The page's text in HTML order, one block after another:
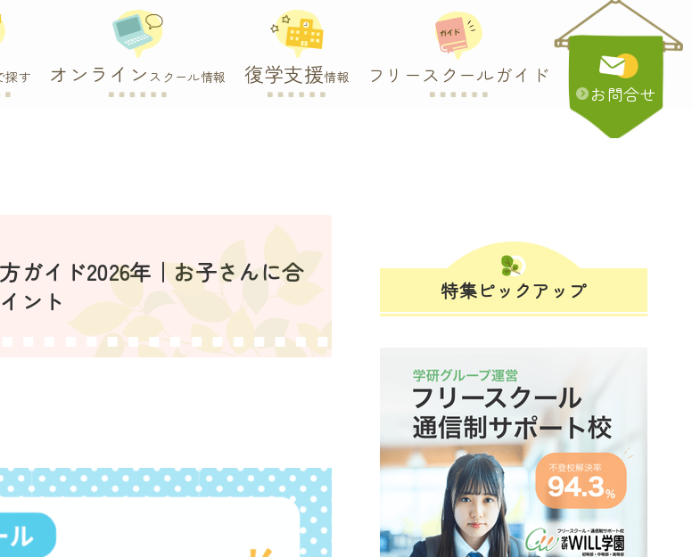
探す オンライン スクール情報 復学支援情報 フリースクールガイド
お問合せ
ガイド2026年｜お子さんに合
ント
特集ピックアップ